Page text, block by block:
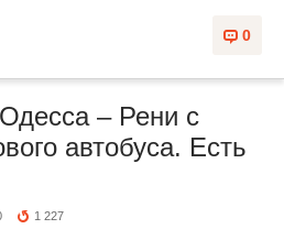
0
– Рени с
автобуса. Есть
1 227